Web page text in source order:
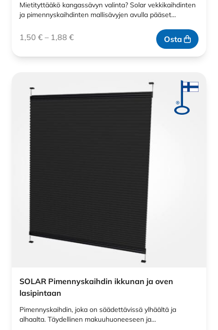
Mietityttääkö kangassävyn valinta? Solar vekkikaihdinten
ja pimennyskaihdinten mallisävyjen avulla pääset…
1,50 € – 1,88 € Osta
SOLAR Pimennyskaihdin ikkunan ja oven
lasipintaan
Pimennyskaihdin, joka on säädettävissä ylhäältä ja
alhaalta. Täydellinen makuuhuoneeseen ja…